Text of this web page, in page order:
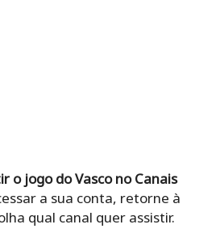
o jogo do Vasco no Canais
a sua conta, retorne à
qual canal quer assistir.